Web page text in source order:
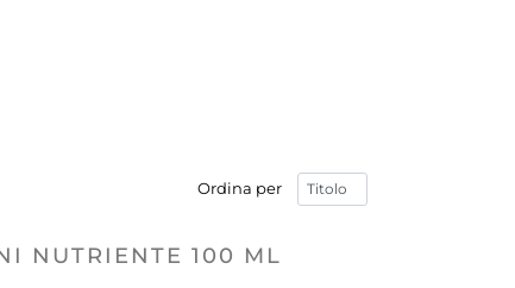
Ordina per
NUTRIENTE 100 ML